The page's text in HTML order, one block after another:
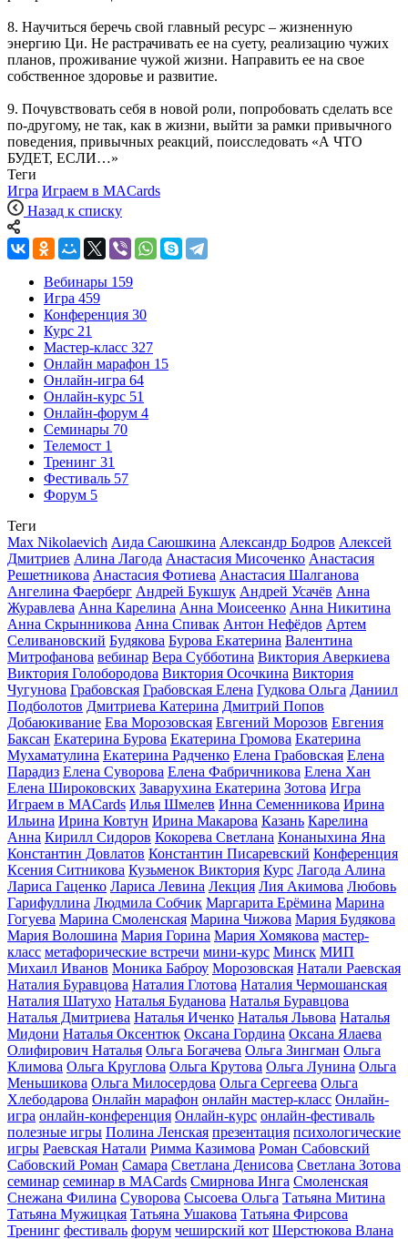
8. Научиться беречь свой главный ресурс – жизненную
энергию Ци. Не растрачивать ее на суету, реализацию чужих
планов, проживание чужой жизни. Направить ее на свое
собственное здоровье и развитие.
9. Почувствовать себя в новой роли, попробовать сделать все
по-другому, не так, как в жизни, выйти за рамки привычного
поведения, привычных реакций, поисследовать «А ЧТО
БУДЕТ, ЕСЛИ…»
Теги
Игра Играем в MACards
Назад к списку
Вебинары 159
Игра 459
Конференция 30
Курс 21
Мастер-класс 327
Онлайн марафон 15
Онлайн-игра 64
Онлайн-курс 51
Онлайн-форум 4
Семинары 70
Телемост 1
Тренинг 31
Фестиваль 57
Форум 5
Теги
Max Nikolaevich Аида Саюшкина Александр Бодров Алексей
Дмитриев Алина Лагода Анастасия Мисоченко Анастасия
Решетникова Анастасия Фотиева Анастасия Шалганова
Ангелина Фаерберг Андрей Букшук Андрей Усачёв Анна
Журавлева Анна Карелина Анна Моисеенко Анна Никитина
Анна Скрынникова Анна Спивак Антон Нефёдов Артем
Селивановский Будякова Бурова Екатерина Валентина
Митрофанова вебинар Вера Субботина Виктория Аверкиева
Виктория Голобородова Виктория Осочкина Виктория
Чугунова Грабовская Грабовская Елена Гудкова Ольга Даниил
Подболотов Дмитриева Катерина Дмитрий Попов
Добаюкивание Ева Морозовская Евгений Морозов Евгения
Баксан Екатерина Бурова Екатерина Громова Екатерина
Мухаматулина Екатерина Радченко Елена Грабовская Елена
Парадиз Елена Суворова Елена Фабричникова Елена Хан
Елена Широковских Заварухина Екатерина Зотова Игра
Играем в MACards Илья Шмелев Инна Семенникова Ирина
Ильина Ирина Ковтун Ирина Макарова Казань Карелина
Анна Кирилл Сидоров Кокорева Светлана Конаныхина Яна
Константин Довлатов Константин Писаревский Конференция
Ксения Ситникова Кузьменок Виктория Курс Лагода Алина
Лариса Гаценко Лариса Левина Лекция Лия Акимова Любовь
Гарифуллина Людмила Собчик Маргарита Ерёмина Марина
Гогуева Марина Смоленская Марина Чижова Мария Будякова
Мария Волошина Мария Горина Мария Хомякова мастер-
класс метафорические встречи мини-курс Минск МИП
Михаил Иванов Моника Баброу Морозовская Натали Раевская
Наталия Буравцова Наталия Глотова Наталия Чермошанская
Наталия Шатухо Наталья Буданова Наталья Буравцова
Наталья Дмитриева Наталья Иченко Наталья Львова Наталья
Мидони Наталья Оксентюк Оксана Гордина Оксана Ялаева
Олифирович Наталья Ольга Богачева Ольга Зингман Ольга
Климова Ольга Круглова Ольга Крутова Ольга Лунина Ольга
Меньшикова Ольга Милосердова Ольга Сергеева Ольга
Хлебодарова Онлайн марафон онлайн мастер-класс Онлайн-
игра онлайн-конференция Онлайн-курс онлайн-фестиваль
полезные игры Полина Ленская презентация психологические
игры Раевская Натали Римма Казимова Роман Сабовский
Сабовский Роман Самара Светлана Денисова Светлана Зотова
семинар семинар в MACards Смирнова Инга Смоленская
Снежана Филина Суворова Сысоева Ольга Татьяна Митина
Татьяна Мужицкая Татьяна Ушакова Татьяна Фирсова
Тренинг фестиваль форум чеширский кот Шерстюкова Влана